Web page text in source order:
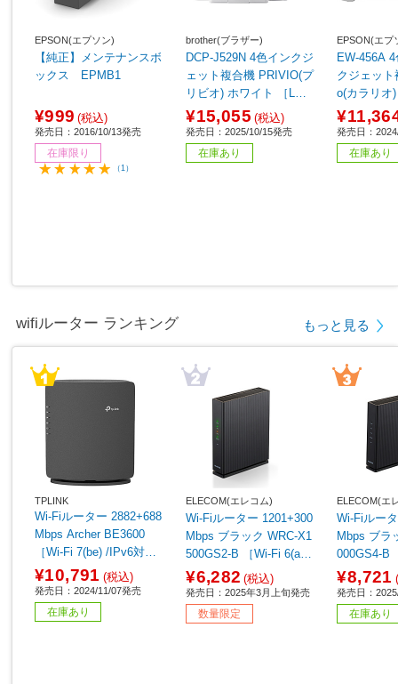
EPSON(エプソン)
【純正】メンテナンスボ
ックス EPMB1
¥999 (税込)
発売日：2016/10/13発売
在庫限り
（1）
brother(ブラザー)
DCP-J529N 4色インクジ
ェット複合機 PRIVIO(プ
リビオ) ホワイト ［L判
～A4］
¥15,055 (税込)
発売日：2025/10/15発売
在庫あり
EPSON(エプ
EW-456A
クジェッ
o(カラリオ
［カード
発売日：
在庫あり
wifiルーター ランキング もっと見る
TPLINK
Wi-Fiルーター 2882+688
Mbps Archer BE3600
［Wi-Fi 7(be) /IPv6対
応］
¥10,791 (税込)
発売日：2024/11/07発売
在庫あり
ELECOM(エレコム)
Wi-Fiルーター 1201+300
Mbps ブラック WRC-X1
500GS2-B ［Wi-Fi 6(ax)
/IPv6対応］ 【sof001】
¥6,282 (税込)
発売日：2025年3月上旬発売
数量限定
ELECOM(エ
Wi-Fiルー
Mbps ブラック WRC-X3
000GS4-B
/IPv6対応
¥8,721
発売日：
在庫あり